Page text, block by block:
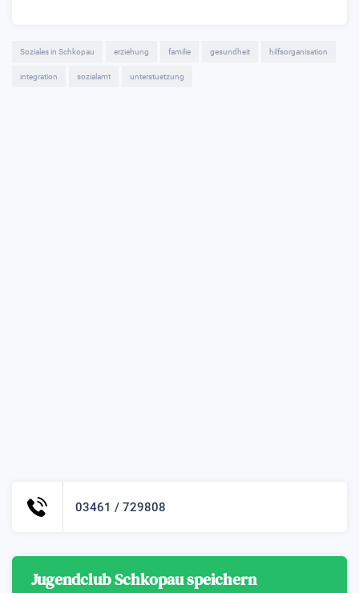
Soziales in Schkopau erziehung familie gesundheit hilfsorganisation
integration sozialamt unterstuetzung
03461 / 729808
Jugendclub Schkopau speichern